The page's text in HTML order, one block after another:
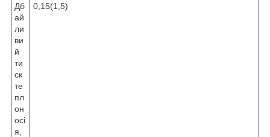
Дб
ай
ли
ви
й
ти
ск
те
пл
он
осі
я,
0,15(1,5)